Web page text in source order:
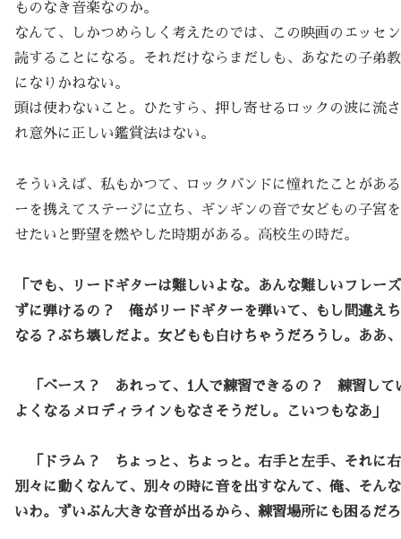
ものなき音楽なのか。
なんて、しかつめらしく考えたのでは、この映画のエッセ
読することになる。それだけならまだしも、あなたの子弟
になりかねない。
頭は使わないこと。ひたすら、押し寄せるロックの波に流
れ意外に正しい鑑賞法はない。
そういえば、私もかつて、ロックバンドに憧れたことがあ
ーを携えてステージに立ち、ギンギンの音で女どもの子宮
せたいと野望を燃やした時期がある。高校生の時だ。
「でも、リードギターは難しいよな。あんな難しいフレー
ずに弾けるの？ 俺がリードギターを弾いて、もし間違え
なる？ぶち壊しだよ。女どもも白けちゃうだろうし。ああ
「ベース？ あれって、1人で練習できるの？ 練習して
よくなるメロディラインもなさそうだし。こいつもなあ」
「ドラム？ ちょっと、ちょっと。右手と左手、それに
別々に動くなんて、別々の時に音を出すなんて、俺、そん
いわ。ずいぶん大きな音が出るから、練習場所にも困るだ